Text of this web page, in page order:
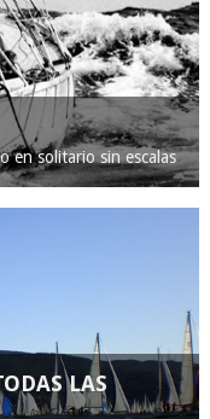
en solitario sin escalas
LAS